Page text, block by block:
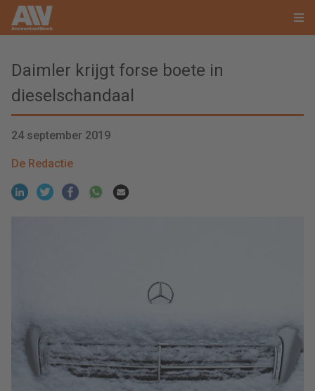
Daimler krijgt forse boete in
dieselschandaal
24 september 2019
De Redactie